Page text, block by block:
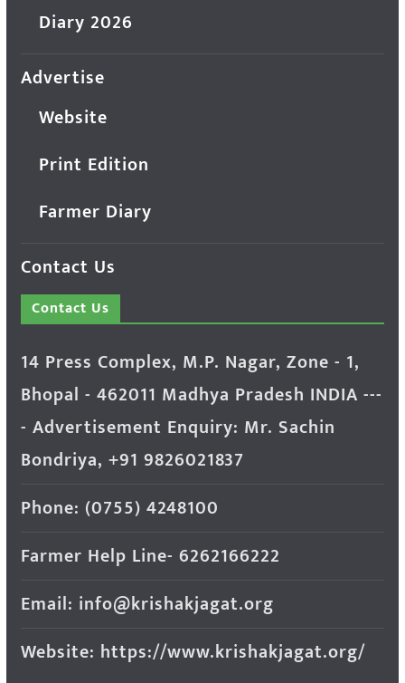
Diary 2026
Advertise
Website
Print Edition
Farmer Diary
Contact Us
Contact Us
14 Press Complex, M.P. Nagar, Zone - 1,
Bhopal - 462011 Madhya Pradesh INDIA ---
- Advertisement Enquiry: Mr. Sachin
Bondriya, +91 9826021837
Phone: (0755) 4248100
Farmer Help Line- 6262166222
Email: info@krishakjagat.org
Website: https://www.krishakjagat.org/